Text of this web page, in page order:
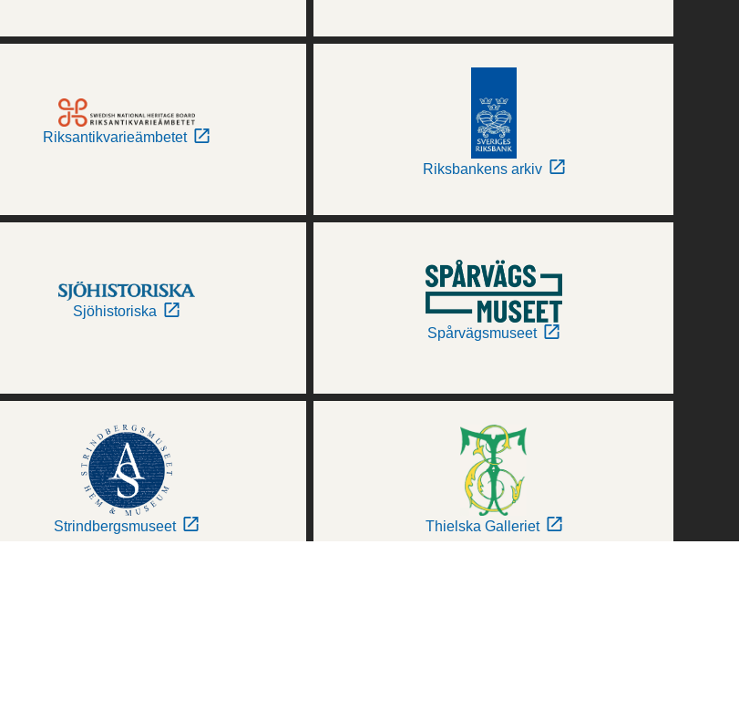
Riksantikvarieämbetet
Riksbankens arkiv
Sjöhistoriska
Spårvägsmuseet
Strindbergsmuseet Thielska Galleriet